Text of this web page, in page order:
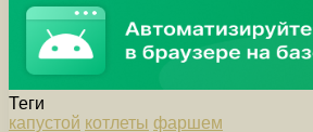
Теги
капустой котлеты фаршем